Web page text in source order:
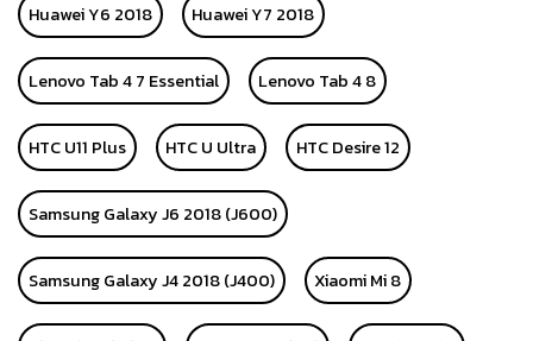
Huawei Y6 2018 Huawei Y7 2018
Lenovo Tab 4 7 Essential Lenovo Tab 4 8
HTC U11 Plus HTC U Ultra HTC Desire 12
Samsung Galaxy J6 2018 (J600)
Samsung Galaxy J4 2018 (J400) Xiaomi Mi 8